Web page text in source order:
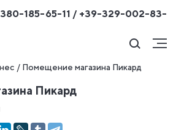
185-65-11 / +39-329-002-83-
/ Помещение магазина Пикард
Пикард